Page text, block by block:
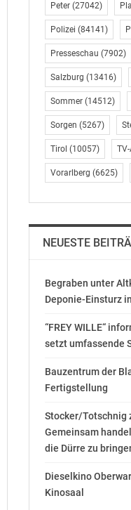
Peter(27042)
Polizei (84141)
Presseschau (7902)
Salzburg (13416)
Sommer(14512)
Sorgen (5267)
Tirol (10057)
Vorarlberg (6625)
NEUESTE
Begraben unter
Deponie-Einsturz
“FREY WILLE“
setzt umfassende
Bauzentrum der
Fertigstellung
Stocker/Totschnig
Gemeinsam
die Dürre zu
Dieselkino
Kinosaal